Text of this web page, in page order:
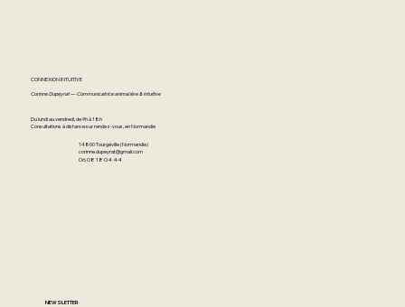
CONNEXION INTUITIVE
Corinne Dupeyrat — Communicatrice animalière & intuitive
Du lundi au vendredi, de 9h à 18h
Consultations à distance sur rendez-vous, en Normandie
14800 Tourgéville (Normandie)
corinne.dupeyrat@gmail.com
06 08 18 04 44
NEWSLETTER